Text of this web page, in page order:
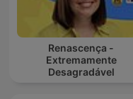
Renascença -
Extremamente
Desagradável